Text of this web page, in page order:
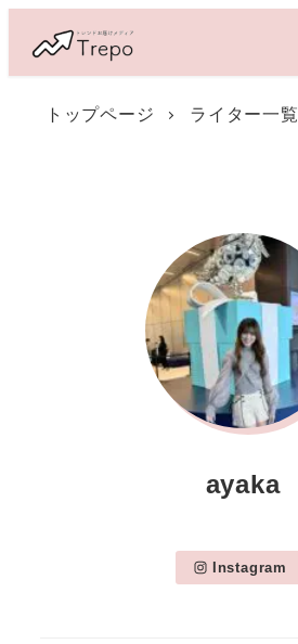
トップページ ライター一覧
ayaka
Instagram